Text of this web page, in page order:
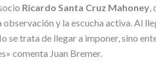
Ricardo Santa Cruz Mahoney,
y la escucha activa. Al
se trata de llegar a imponer, sino
comenta Juan Bremer.